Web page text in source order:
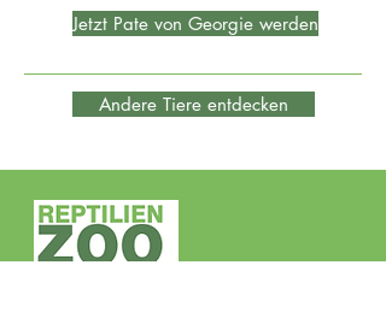
Jetzt Pate von Georgie werden
Andere Tiere entdecken